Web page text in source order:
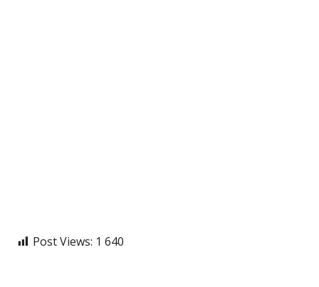
Post Views: 1 640